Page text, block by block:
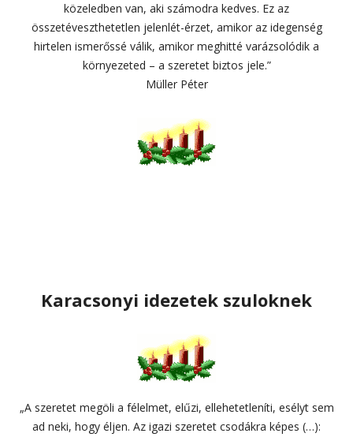
közeledben van, aki számodra kedves. Ez az
összetéveszthetetlen jelenlét-érzet, amikor az idegenség
hirtelen ismerőssé válik, amikor meghitté varázsolódik a
környezeted – a szeretet biztos jele.”
Müller Péter
Karacsonyi idezetek szuloknek
„A szeretet megöli a félelmet, elűzi, ellehetetleníti, esélyt sem
ad neki, hogy éljen. Az igazi szeretet csodákra képes (…):